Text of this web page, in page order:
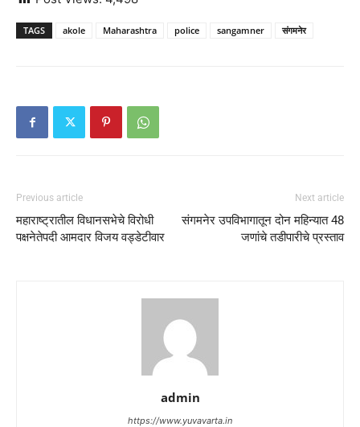
TAGS akole Maharashtra police sangamner संगमनेर
Previous article
महाराष्ट्रातील विधानसभेचे विरोधी
पक्षनेतेपदी आमदार विजय वड्डेटीवार
Next article
संगमनेर उपविभागातून दोन महिन्यात 48
जणांचे तडीपारीचे प्रस्ताव
admin
https://www.yuvavarta.in